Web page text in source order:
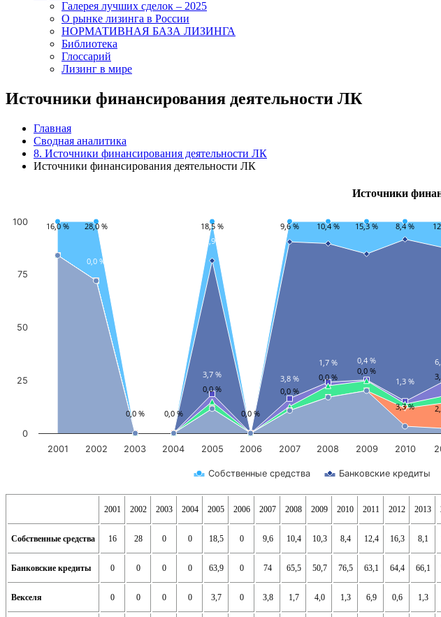
Галерея лучших сделок – 2025
О рынке лизинга в России
НОРМАТИВНАЯ БАЗА ЛИЗИНГА
Библиотека
Глоссарий
Лизинг в мире
Источники финансирования деятельности ЛК
Главная
Сводная аналитика
8. Источники финансирования деятельности ЛК
Источники финансирования деятельности ЛК
Источники
16,0 % 28,0 %
0,0 % 0,0 %
18,5 %
0,0 %
9,6 % 10,4 % 15,3 % 8,4 %
0,0 %
62,9 %
3,7 % 3,8 %
1,7 %
0,4 %
1,3 %
0,0 %
0,0 %
0,0 %
0,0 %
3,3 %
Собственные средства Банковские кредиты
2001 2002 2003 2004 2005 2006 2007 2008 2009 2010
0
25
50
75
100
2001 2002 2003 2004 2005 2006 2007 2008 2009 2010 2011 2012 2013
Собственные средства 16 28 0 0 18,5 0 9,6 10,4 10,3 8,4 12,4 16,3 8,1
Банковские кредиты 0 0 0 0 63,9 0 74 65,5 50,7 76,5 63,1 64,4 66,1
Векселя 0 0 0 0 3,7 0 3,8 1,7 4,0 1,3 6,9 0,6 1,3